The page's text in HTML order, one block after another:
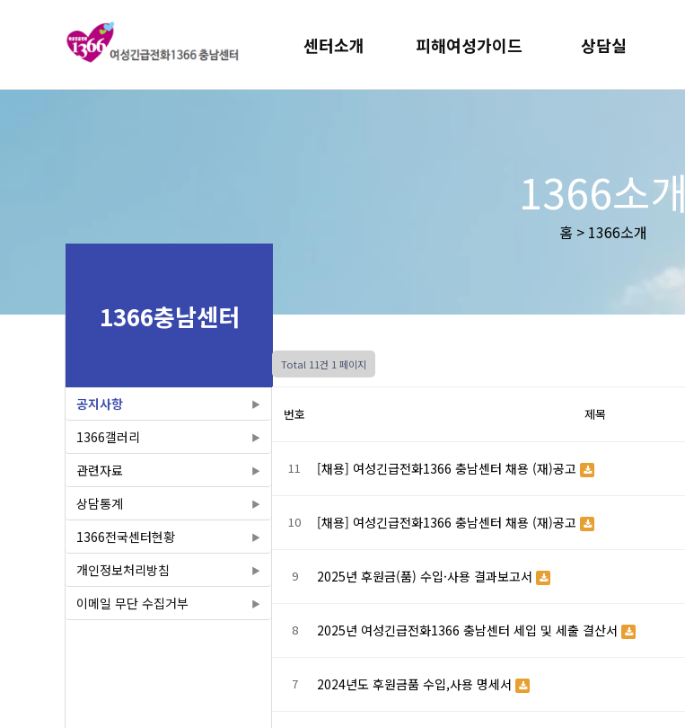
센터소개 피해여성가이드 상담실
1366소개
홈 > 1366소개
1366충남센터
공지사항
1366갤러리
관련자료
상담통계
1366전국센터현황
개인정보처리방침
이메일 무단 수집거부
Total 11건 1 페이지
번호 제목
11 [채용] 여성긴급전화1366 충남센터 채용 (재)공고
10 [채용] 여성긴급전화1366 충남센터 채용 (재)공고
9 2025년 후원금(품) 수입·사용 결과보고서
8 2025년 여성긴급전화1366 충남센터 세입 및 세출 결산서
7 2024년도 후원금품 수입,사용 명세서